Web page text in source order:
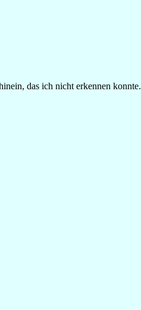
das ich nicht erkennen konnte.